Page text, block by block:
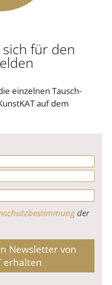
für den
einzelnen Tausch-
auf dem
der